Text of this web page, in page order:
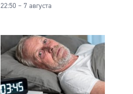
22:50 – 7 августа